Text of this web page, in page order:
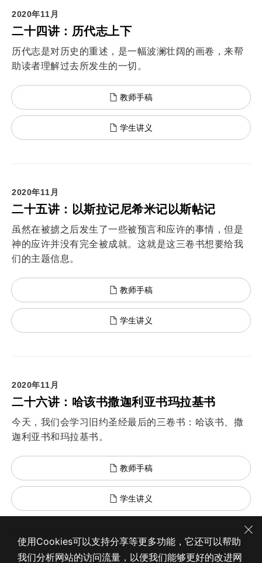
2020年11月
二十四讲：历代志上下
历代志是对历史的重述，是一幅波澜壮阔的画卷，来帮
助读者理解过去所发生的一切。
教师手稿
学生讲义
2020年11月
二十五讲：以斯拉记尼希米记以斯帖记
虽然在被掳之后发生了一些被预言和应许的事情，但是
神的应许并没有完全被成就。这就是这三卷书想要给我
们的主题信息。
教师手稿
学生讲义
2020年11月
二十六讲：哈该书撒迦利亚书玛拉基书
今天，我们会学习旧约圣经最后的三卷书：哈该书、撒
迦利亚书和玛拉基书。
教师手稿
学生讲义
使用Cookies可以支持分享等更多功能，它还可以帮助
我们分析网站的访问流量，以便我们能够更好的改进网